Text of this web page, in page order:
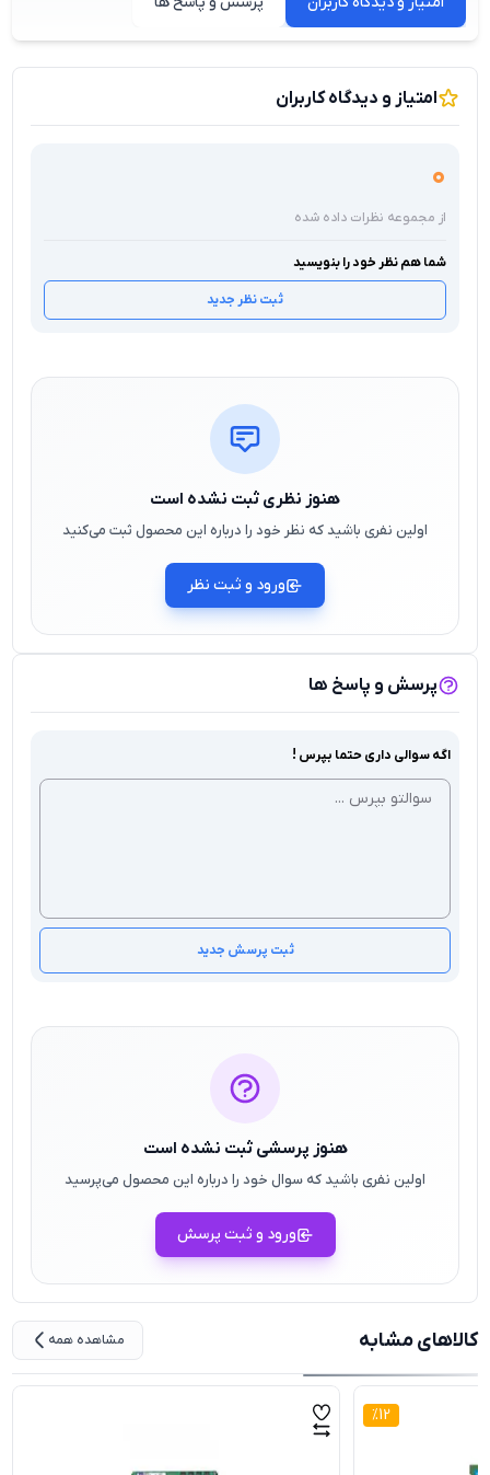
امتیاز و دیدگاه کاربران
0
از مجموعه نظرات داده شده
شما هم نظر خود را بنویسید
ثبت نظر جدید
هنوز نظری ثبت نشده است
اولین نفری باشید که نظر خود را درباره این محصول ثبت می‌کنید
ورود و ثبت نظر
پرسش و پاسخ ها
اگه سوالی داری حتما بپرس !
ثبت پرسش جدید
هنوز پرسشی ثبت نشده است
اولین نفری باشید که سوال خود را درباره این محصول می‌پرسید
ورود و ثبت پرسش
کالاهای مشابه مشاهده همه
12
%